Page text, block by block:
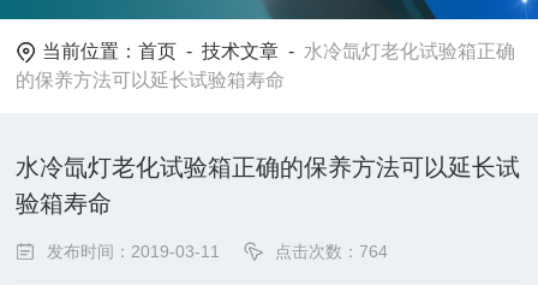
当前位置：首页 -技术文章 - 水冷氙灯老化试验箱正确
的保养方法可以延长试验箱寿命
水冷氙灯老化试验箱正确的保养方法可以延长试
验箱寿命
发布时间：2019-03-11 点击次数：764